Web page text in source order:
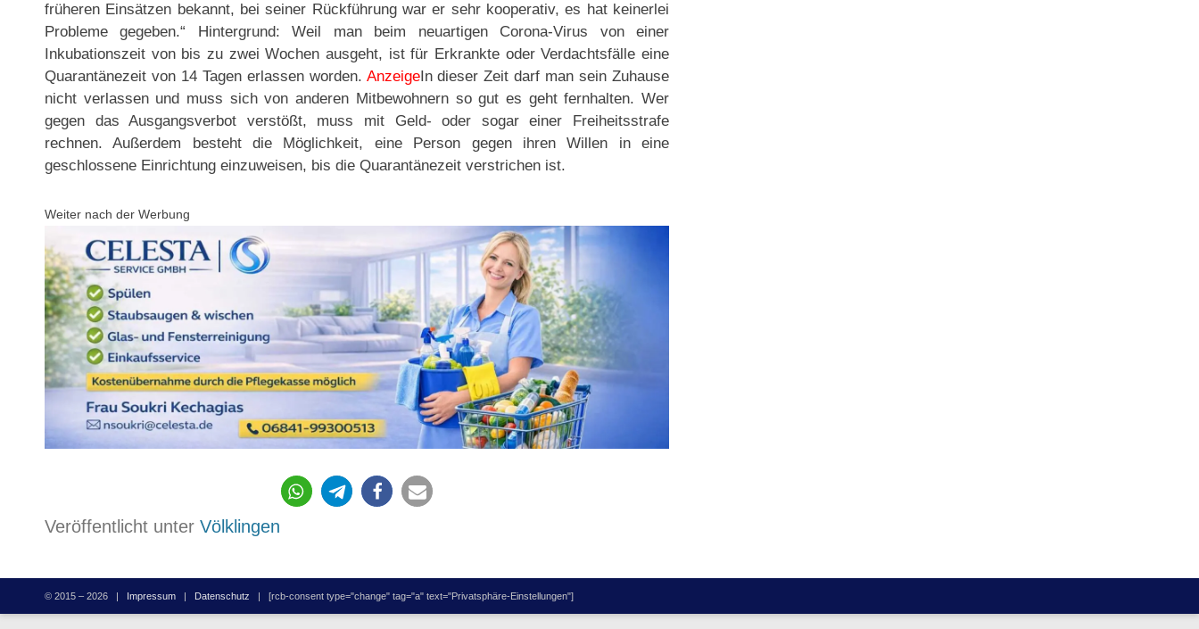
früheren Einsätzen bekannt, bei seiner Rückführung war er sehr kooperativ, es hat keinerlei
Probleme gegeben.“ Hintergrund: Weil man beim neuartigen Corona-Virus von einer
Inkubationszeit von bis zu zwei Wochen ausgeht, ist für Erkrankte oder Verdachtsfälle eine
Quarantänezeit von 14 Tagen erlassen worden. AnzeigeIn dieser Zeit darf man sein Zuhause
nicht verlassen und muss sich von anderen Mitbewohnern so gut es geht fernhalten. Wer
gegen das Ausgangsverbot verstößt, muss mit Geld- oder sogar einer Freiheitsstrafe
rechnen. Außerdem besteht die Möglichkeit, eine Person gegen ihren Willen in eine
geschlossene Einrichtung einzuweisen, bis die Quarantänezeit verstrichen ist.
Weiter nach der Werbung
456
Veröffentlicht unter Völklingen
© 2015 – 2026 | Impressum | Datenschutz | [rcb-consent type="change" tag="a" text="Privatsphäre-Einstellungen"]